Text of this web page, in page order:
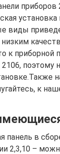
приборов
виды
низким
к приборной
2106,
к
панель в
2,3,10 –